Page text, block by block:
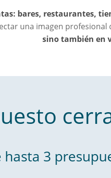
bares, restaurantes,
una imagen profesional
sino también en
hasta 3